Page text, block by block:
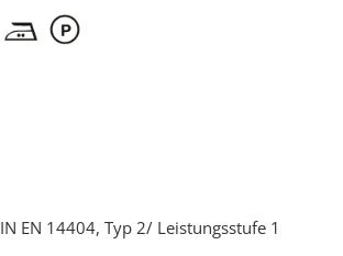
EN 14404, Typ 2/ Leistungsstufe 1